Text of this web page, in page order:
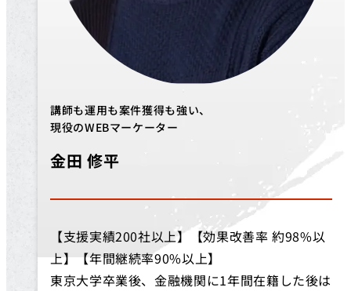
講師も運用も案件獲得も強い、
現役のWEBマーケーター
金田 修平
【支援実績200社以上】【効果改善率 約98%以
上】【年間継続率90%以上】
東京大学卒業後、金融機関に1年間在籍した後は